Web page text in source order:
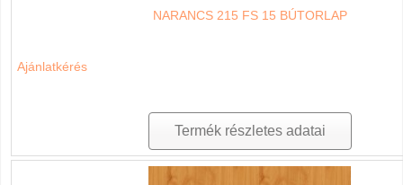
NARANCS 215 FS 15 BÚTORLAP
Ajánlatkérés
Termék részletes adatai